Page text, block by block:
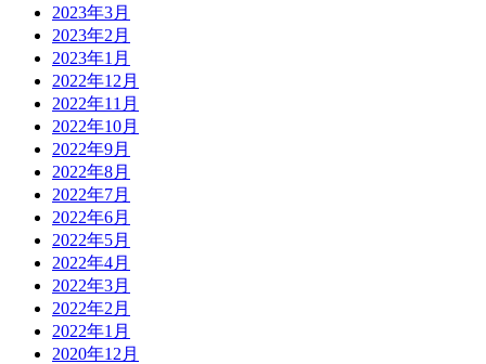
2023年3月
2023年2月
2023年1月
2022年12月
2022年11月
2022年10月
2022年9月
2022年8月
2022年7月
2022年6月
2022年5月
2022年4月
2022年3月
2022年2月
2022年1月
2020年12月